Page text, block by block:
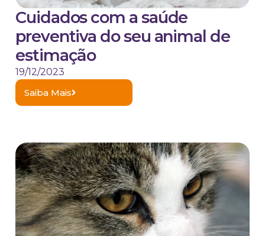
Cuidados com a saúde
preventiva do seu animal de
estimação
19/12/2023
Saiba Mais